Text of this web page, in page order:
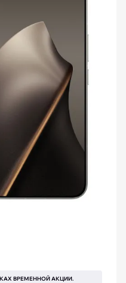
ВРЕМЕННОЙ АКЦИИ.